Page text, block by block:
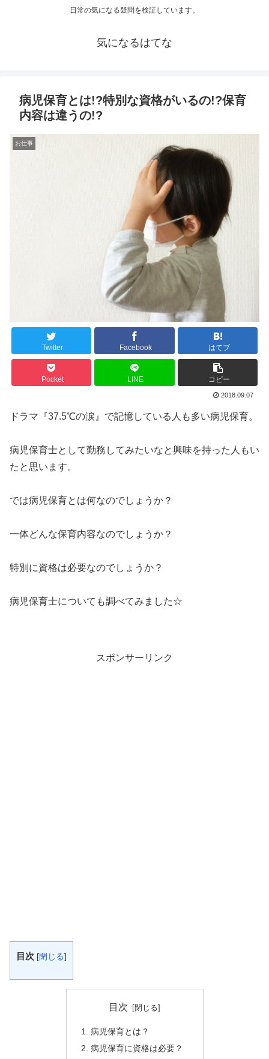
日常の気になる疑問を検証しています。
気になるはてな
病児保育とは!?特別な資格がいるの!?保育
内容は違うの!?
お仕事
Twitter Facebook はてブ
Pocket LINE コピー
2018.09.07
ドラマ『37.5℃の涙』で記憶している人も多い病児保育。
病児保育士として勤務してみたいなと興味を持った人もい
たと思います。
では病児保育とは何なのでしょうか？
一体どんな保育内容なのでしょうか？
特別に資格は必要なのでしょうか？
病児保育士についても調べてみました☆
スポンサーリンク
目次 [閉じる]
目次
病児保育とは？
病児保育に資格は必要？